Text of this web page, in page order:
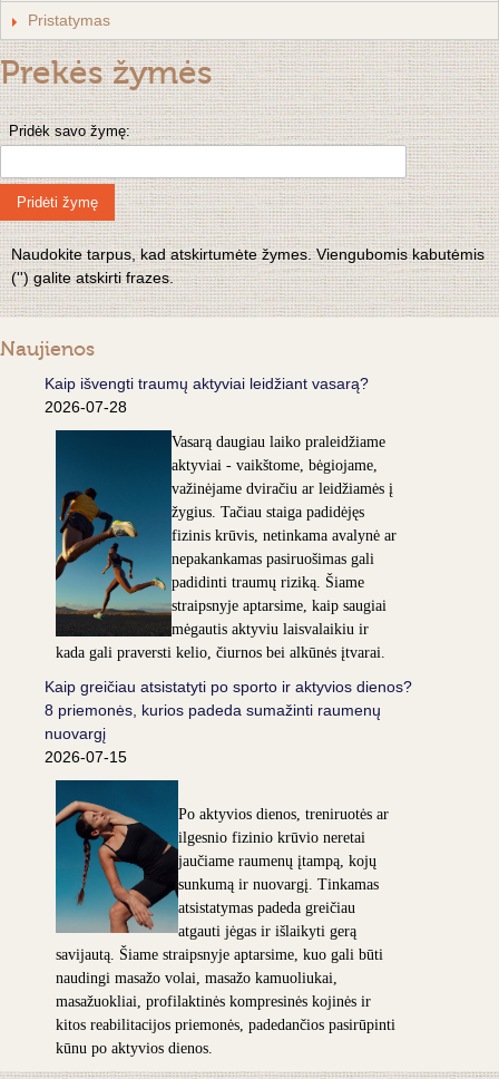
Pristatymas
Prekės žymės
Pridėk savo žymę:
Pridėti žymę
Naudokite tarpus, kad atskirtumėte žymes. Viengubomis kabutėmis
('') galite atskirti frazes.
Naujienos
Kaip išvengti traumų aktyviai leidžiant vasarą?
2026-07-28
Vasarą daugiau laiko praleidžiame
aktyviai - vaikštome, bėgiojame,
važinėjame dviračiu ar leidžiamės į
žygius. Tačiau staiga padidėjęs
fizinis krūvis, netinkama avalynė ar
nepakankamas pasiruošimas gali
padidinti traumų riziką. Šiame
straipsnyje aptarsime, kaip saugiai
mėgautis aktyviu laisvalaikiu ir
kada gali praversti kelio, čiurnos bei alkūnės įtvarai.
Kaip greičiau atsistatyti po sporto ir aktyvios dienos?
8 priemonės, kurios padeda sumažinti raumenų
nuovargį
2026-07-15
Po aktyvios dienos, treniruotės ar
ilgesnio fizinio krūvio neretai
jaučiame raumenų įtampą, kojų
sunkumą ir nuovargį. Tinkamas
atsistatymas padeda greičiau
atgauti jėgas ir išlaikyti gerą
savijautą. Šiame straipsnyje aptarsime, kuo gali būti
naudingi masažo volai, masažo kamuoliukai,
masažuokliai, profilaktinės kompresinės kojinės ir
kitos reabilitacijos priemonės, padedančios pasirūpinti
kūnu po aktyvios dienos.